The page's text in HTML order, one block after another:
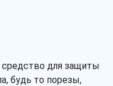
средство для защиты
будь то порезы,